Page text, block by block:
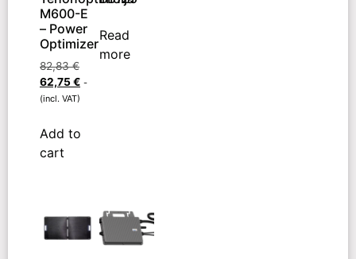
M600-E
– Power
Optimizer
82,83€
62,75€ -
(incl. VAT)
Add to
cart
Read
more